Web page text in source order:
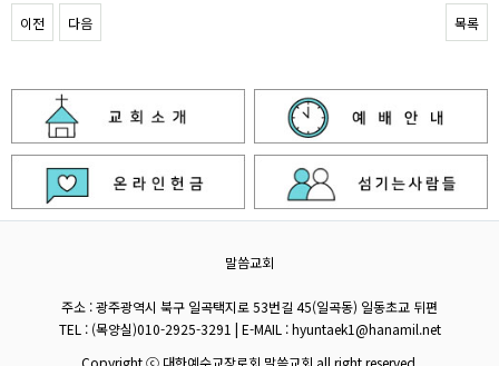
이전 다음 목록
말씀교회
주소 : 광주광역시 북구 일곡택지로 53번길 45(일곡동) 일동초교 뒤편
TEL : (목양실)010-2925-3291 | E-MAIL : hyuntaek1@hanamil.net
Copyright ⓒ 대한예수교장로회 말씀교회 all right reserved.